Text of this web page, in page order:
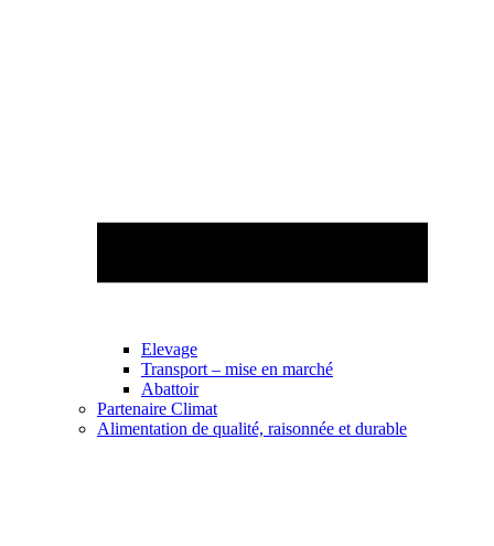
Elevage
Transport – mise en marché
Abattoir
Partenaire Climat
Alimentation de qualité, raisonnée et durable